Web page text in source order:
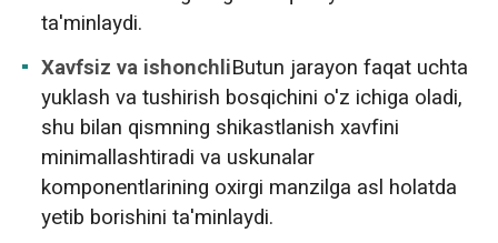
ta'minlaydi.
Xavfsiz va ishonchliButun jarayon faqat uchta
yuklash va tushirish bosqichini o'z ichiga oladi,
shu bilan qismning shikastlanish xavfini
minimallashtiradi va uskunalar
komponentlarining oxirgi manzilga asl holatda
yetib borishini ta'minlaydi.